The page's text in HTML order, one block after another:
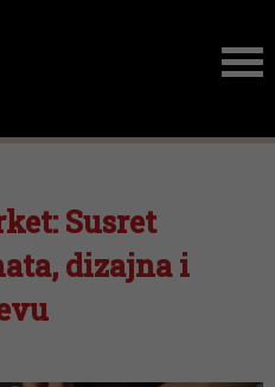
Susret
dizajna i